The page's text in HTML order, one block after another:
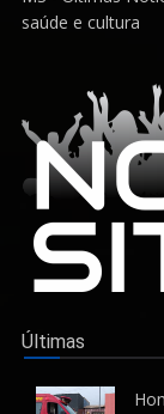
saúde e cultura
Últimas